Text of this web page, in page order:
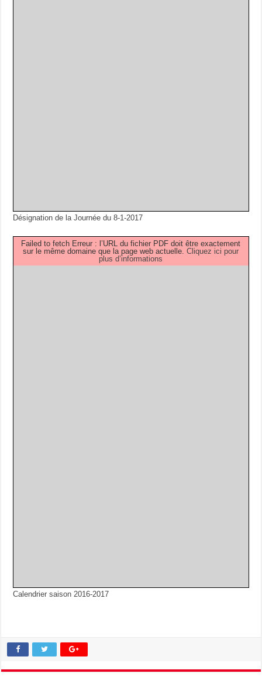
Désignation de la Journée du 8-1-2017
Failed to fetch Erreur : l’URL du fichier PDF doit être exactement
sur le même domaine que la page web actuelle.Cliquez ici pour
plus d’informations
Calendrier saison 2016-2017